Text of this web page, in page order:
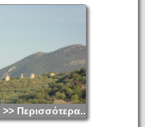
>> Περισσότερα...